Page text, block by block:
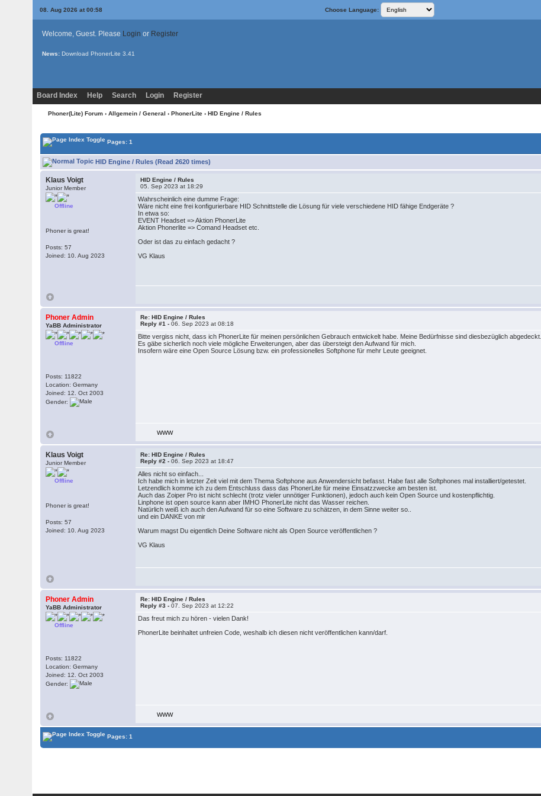
08. Aug 2026 at 00:58 Choose Language:
Welcome, Guest. Please Login or Register
News: Download PhonerLite 3.41
Board Index Help Search Login Register
Phoner(Lite) Forum › Allgemein / General › PhonerLite › HID Engine / Rules
Pages: 1
HID Engine / Rules (Read 2620 times)
Klaus Voigt
Junior Member
Offline
Phoner is great!
Posts: 57
Joined: 10. Aug 2023
HID Engine / Rules
05. Sep 2023 at 18:29
Wahrscheinlich eine dumme Frage:
Wäre nicht eine frei konfigurierbare HID Schnittstelle die Lösung für viele verschiedene HID fähige Endgeräte ?
In etwa so:
EVENT Headset => Aktion PhonerLite
Aktion Phonerlite => Comand Headset etc.
Oder ist das zu einfach gedacht ?
VG Klaus
Phoner Admin
YaBB Administrator
Offline
Posts: 11822
Location: Germany
Joined: 12. Oct 2003
Gender:
Re: HID Engine / Rules
Reply #1 -06. Sep 2023 at 08:18
Bitte vergiss nicht, dass ich PhonerLite für meinen persönlichen Gebrauch entwickelt habe. Meine Bedürfnisse sind diesbezüglich abgedeckt.
Es gäbe sicherlich noch viele mögliche Erweiterungen, aber das übersteigt den Aufwand für mich.
Insofern wäre eine Open Source Lösung bzw. ein professionelles Softphone für mehr Leute geeignet.
WWW
Klaus Voigt
Junior Member
Offline
Phoner is great!
Posts: 57
Joined: 10. Aug 2023
Re: HID Engine / Rules
Reply #2 -06. Sep 2023 at 18:47
Alles nicht so einfach...
Ich habe mich in letzter Zeit viel mit dem Thema Softphone aus Anwendersicht befasst. Habe fast alle Softphones mal installiert/getestet.
Letzendlich komme ich zu dem Entschluss dass das PhonerLite für meine Einsatzzwecke am besten ist.
Auch das Zoiper Pro ist nicht schlecht (trotz vieler unnötiger Funktionen), jedoch auch kein Open Source und kostenpflichtig.
Linphone ist open source kann aber IMHO PhonerLite nicht das Wasser reichen.
Natürlich weiß ich auch den Aufwand für so eine Software zu schätzen, in dem Sinne weiter so..
und ein DANKE von mir
Warum magst Du eigentlich Deine Software nicht als Open Source veröffentlichen ?
VG Klaus
Phoner Admin
YaBB Administrator
Offline
Posts: 11822
Location: Germany
Joined: 12. Oct 2003
Gender:
Re: HID Engine / Rules
Reply #3 -07. Sep 2023 at 12:22
Das freut mich zu hören - vielen Dank!
PhonerLite beinhaltet unfreien Code, weshalb ich diesen nicht veröffentlichen kann/darf.
WWW
Pages: 1